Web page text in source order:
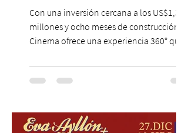
Hollywood a Chile
Con una inversión cercana a los US$1,3
millones y ocho meses de construcción,
Cinema ofrece una experiencia 360° que
cinematográfica y actores en vivo,
recreando algunos de los universos más
una nueva atracción a su oferta
gastronómica y turística con la apertura de